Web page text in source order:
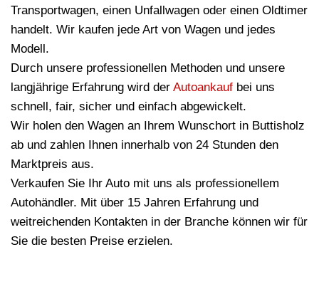
Transportwagen, einen Unfallwagen oder einen Oldtimer
handelt. Wir kaufen jede Art von Wagen und jedes
Modell.
Durch unsere professionellen Methoden und unsere
langjährige Erfahrung wird der Autoankauf bei uns
schnell, fair, sicher und einfach abgewickelt.
Wir holen den Wagen an Ihrem Wunschort in Buttisholz
ab und zahlen Ihnen innerhalb von 24 Stunden den
Marktpreis aus.
Verkaufen Sie Ihr Auto mit uns als professionellem
Autohändler. Mit über 15 Jahren Erfahrung und
weitreichenden Kontakten in der Branche können wir für
Sie die besten Preise erzielen.